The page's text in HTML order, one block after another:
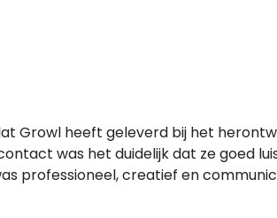
Growl heeft geleverd bij het
was het duidelijk dat ze goed
professioneel, creatief en